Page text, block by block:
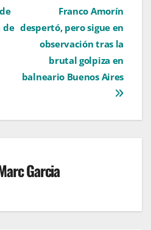
Franco Amorín
despertó, pero sigue en
observación tras la
brutal golpiza en
balneario Buenos Aires
de
Garcia